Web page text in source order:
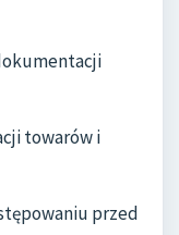
towarów i
przed